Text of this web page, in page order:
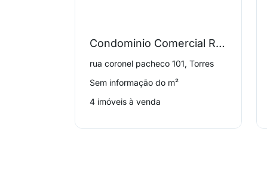
Condominio Comercial Residencial Magnus
rua coronel pacheco 101, Torres
Sem informação do m²
4 imóveis à venda